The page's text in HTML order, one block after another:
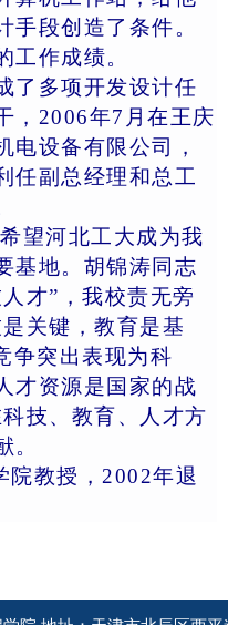
手段创造了条件。
工作成绩。
了多项开发设计任
，2006年7月在王庆
电设备有限公司，
任副总经理和总工
望河北工大成为我
基地。胡锦涛同志
才”，我校责无旁
关键，教育是基
争突出表现为科
才资源是国家的战
技、教育、人才方
。
院教授，2002年退